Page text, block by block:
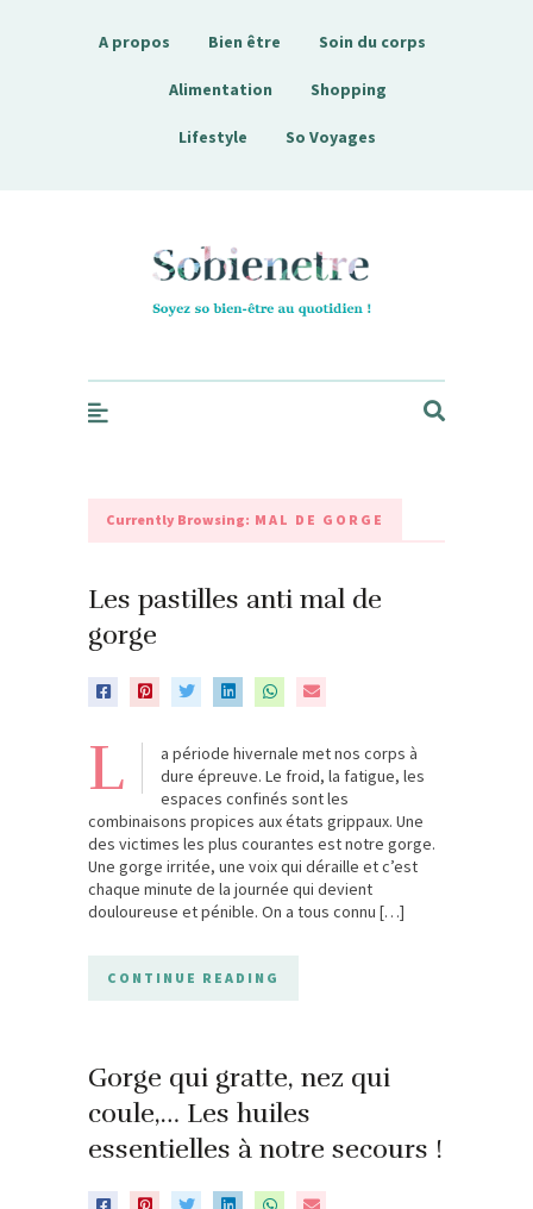
A propos Bien être Soin du corps
Alimentation Shopping
Lifestyle So Voyages
Sobienetre
Currently Browsing: MAL DE GORGE
Les pastilles anti mal de
gorge
L
a période hivernale met nos corps à
dure épreuve. Le froid, la fatigue, les
espaces confinés sont les
combinaisons propices aux états grippaux. Une
des victimes les plus courantes est notre gorge.
Une gorge irritée, une voix qui déraille et c’est
chaque minute de la journée qui devient
douloureuse et pénible. On a tous connu […]
CONTINUE READING
Gorge qui gratte, nez qui
coule,… Les huiles
essentielles à notre secours !